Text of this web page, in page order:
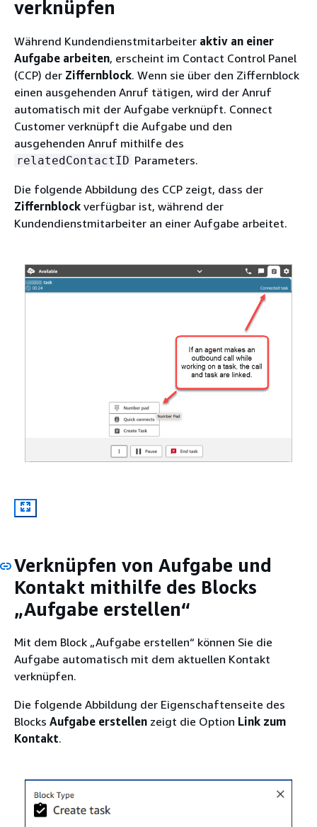
verknüpfen
Während Kundendienstmitarbeiter aktiv an einer
Aufgabe arbeiten, erscheint im Contact Control Panel
(CCP) der Ziffernblock. Wenn sie über den Ziffernblock
einen ausgehenden Anruf tätigen, wird der Anruf
automatisch mit der Aufgabe verknüpft. Connect
Customer verknüpft die Aufgabe und den
ausgehenden Anruf mithilfe des
relatedContactID Parameters.
Die folgende Abbildung des CCP zeigt, dass der
Ziffernblock verfügbar ist, während der
Kundendienstmitarbeiter an einer Aufgabe arbeitet.
Verknüpfen von Aufgabe und
Kontakt mithilfe des Blocks
„Aufgabe erstellen“
Mit dem Block „Aufgabe erstellen“ können Sie die
Aufgabe automatisch mit dem aktuellen Kontakt
verknüpfen.
Die folgende Abbildung der Eigenschaftenseite des
Blocks Aufgabe erstellen zeigt die Option Link zum
Kontakt.